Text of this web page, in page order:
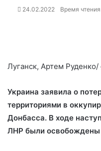
24.02.2022 Время
Луганск, Артем
Украина заявила о
территориями в
Донбасса. В ходе
ЛНР были освобождены